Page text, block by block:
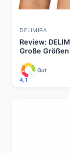
DELIMIRA
Review:
Große Größen
4,1
Gut